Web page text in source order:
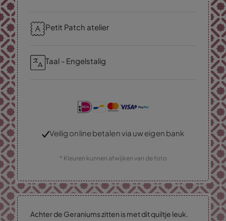
Petit Patch atelier
Taal - Engelstalig
Veilig online betalen via uw eigen bank
* Kleuren kunnen afwijken van de foto
Achter de Geraniums zitten is met dit quiltje leuk.